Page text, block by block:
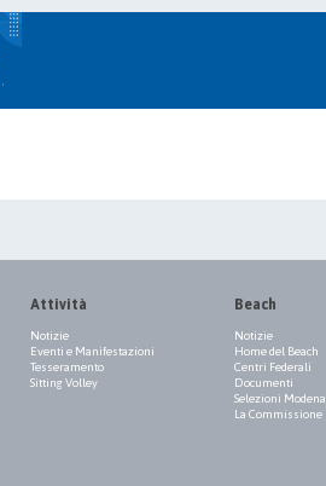
Attività
Notizie
Eventi e Manifestazioni
Tesseramento
Sitting Volley
Beach
Notizie
Home del Beach
Centri Federali
Documenti
Selezioni Modena
La Commissione